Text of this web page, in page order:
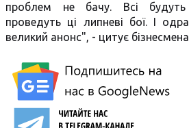
проблем не бачу. Всі будуть
проведуть ці липневі бої. І
великий анонс", - цитує